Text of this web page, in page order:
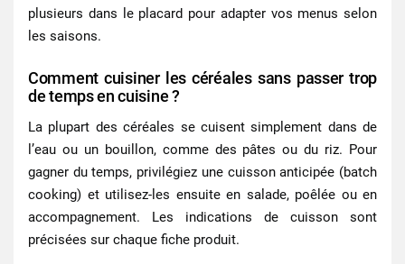
plusieurs dans le placard pour adapter vos menus selon
les saisons.
Comment cuisiner les céréales sans passer trop
de temps en cuisine ?
La plupart des céréales se cuisent simplement dans de
l’eau ou un bouillon, comme des pâtes ou du riz. Pour
gagner du temps, privilégiez une cuisson anticipée (batch
cooking) et utilisez-les ensuite en salade, poêlée ou en
accompagnement. Les indications de cuisson sont
précisées sur chaque fiche produit.